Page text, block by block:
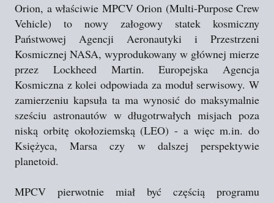
Orion, a właściwie MPCV Orion (Multi-Purpose Crew
Vehicle) to nowy załogowy statek kosmiczny
Państwowej Agencji Aeronautyki i Przestrzeni
Kosmicznej NASA, wyprodukowany w głównej mierze
przez Lockheed Martin. Europejska Agencja
Kosmiczna z kolei odpowiada za moduł serwisowy. W
zamierzeniu kapsuła ta ma wynosić do maksymalnie
sześciu astronautów w długotrwałych misjach poza
niską orbitę okołoziemską (LEO) - a więc m.in. do
Księżyca, Marsa czy w dalszej perspektywie
planetoid.
MPCV pierwotnie miał być częścią programu